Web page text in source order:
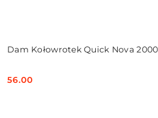
Dam Kołowrotek Quick Nova
Cena:
56.00